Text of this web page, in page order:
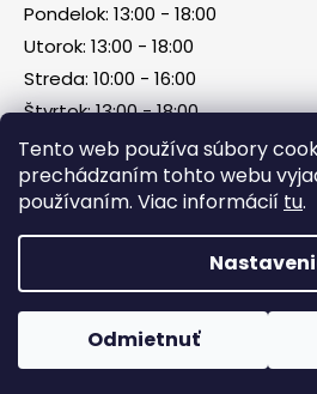
Tento web používa súbory
prechádzaním tohto webu
používaním. Viac informácií tu.
Odmietnuť
Pondelok: 13:00 - 18:00
Utorok: 13:00 - 18:00
Streda: 10:00 - 16:00
Štvrtok: 13:00 - 18:00
Piatok, sobota, nedeľa:
Vytvoril
Všetky práva